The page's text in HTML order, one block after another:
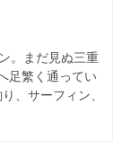
。まだ見ぬ三重
足繁く通ってい
、サーフィン、